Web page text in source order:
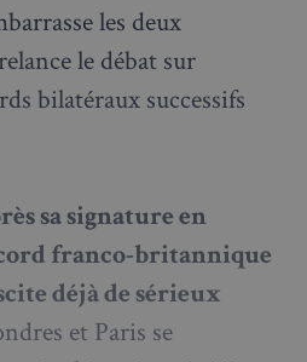
les deux
le débat sur
bilatéraux successifs
sa signature en
franco-britannique
déjà de sérieux
et Paris se